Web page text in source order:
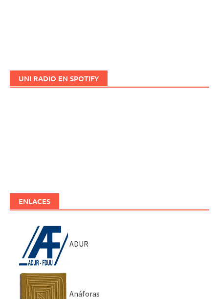
UNI RADIO EN SPOTIFY
ENLACES
ADUR
Anáforas